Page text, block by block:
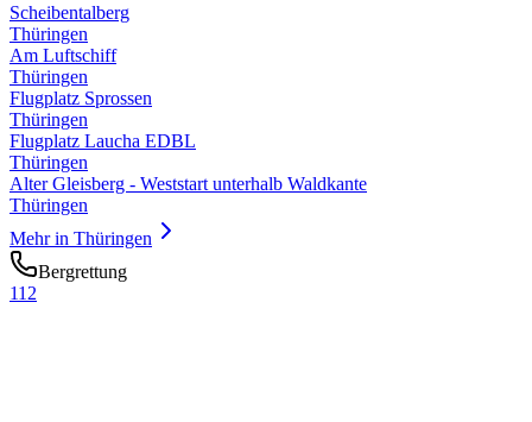
Scheibentalberg
Thüringen
Am Luftschiff
Thüringen
Flugplatz Sprossen
Thüringen
Flugplatz Laucha EDBL
Thüringen
Alter Gleisberg - Weststart unterhalb Waldkante
Thüringen
Mehr in Thüringen
Bergrettung
112